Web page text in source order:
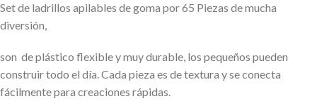
Set de ladrillos apilables de goma por 65 Piezas de mucha
diversión,
son de plástico flexible y muy durable, los pequeños pueden
construir todo el día. Cada pieza es de textura y se conecta
fácilmente para creaciones rápidas.